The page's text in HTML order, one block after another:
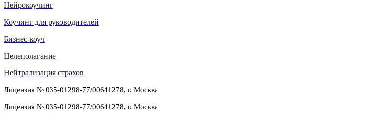
Нейрокоучинг
Коучинг для руководителей
Бизнес-коуч
Целеполагание
Нейтрализация страхов
Лицензия № 035-01298-77/00641278, г. Москва
Лицензия № 035-01298-77/00641278, г. Москва